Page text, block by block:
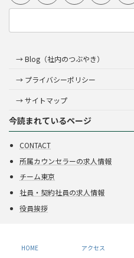
検
→ Blog（社内のつぶやき）
→ プライバシーポリシー
→ サイトマップ
今読まれているページ
CONTACT
所属カウンセラーの求人情報
チーム東京
社員・契約社員の求人情報
役員挨拶
HOME アクセス